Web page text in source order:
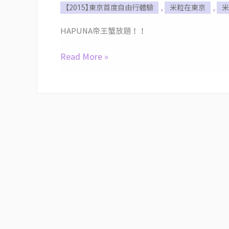
【2015】東京首度自由行體驗 , 米粒在東京 ,
HAPUNA帝王蟹放題！！
愛
出
日
Read More »